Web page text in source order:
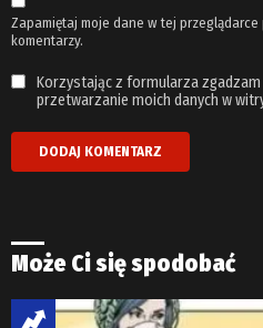
Zapamiętaj moje dane w tej
komentarzy.
Korzystając z formularza zgadzam
przetwarzanie moich danych w
Może Ci się spodobać